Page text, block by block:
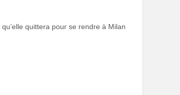
quittera pour se rendre à Milan